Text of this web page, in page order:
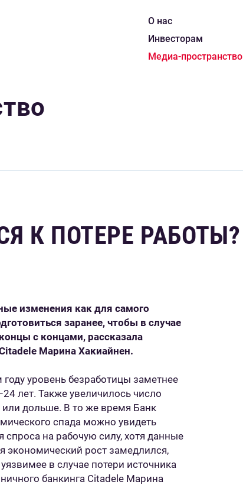
О нас
Инвесторам
Медиа-пространство
К ПОТЕРЕ РАБОТЫ?
изменения как для самого
заранее, чтобы в случае
с концами, рассказала
Марина Хакиайнен.
уровень безработицы заметнее
лет. Также увеличилось число
дольше. В то же время Банк
спада можно увидеть
спроса на рабочую силу, хотя данные
экономический рост замедлился,
в случае потери источника
банкинга Citadele Марина